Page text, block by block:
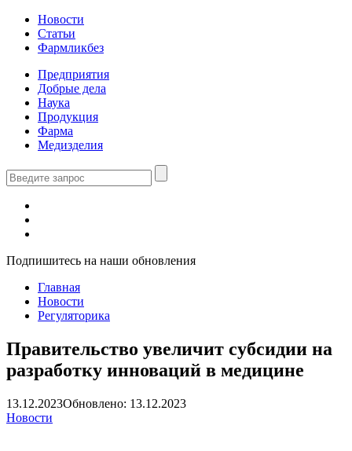
Новости
Статьи
Фармликбез
Предприятия
Добрые дела
Наука
Продукция
Фарма
Медизделия
Подпишитесь на наши обновления
Главная
Новости
Регуляторика
Правительство увеличит субсидии на
разработку инноваций в медицине
13.12.2023Обновлено: 13.12.2023
Новости